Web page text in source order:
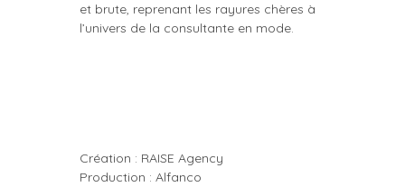
et brute, reprenant les rayures chères à
l’univers de la consultante en mode.
Création : RAISE Agency
Production : Alfanco